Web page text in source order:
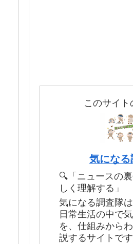
このサイト
気にな
🔍「ニュースの
しく理解する」
気になる調査隊
日常生活の中で
を、仕組みから
説するサイトです